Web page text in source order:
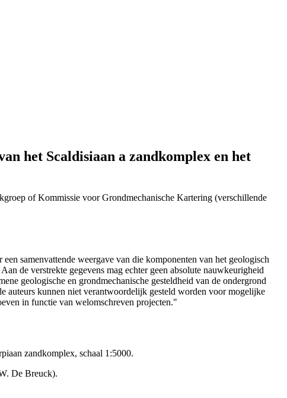
het Scaldisiaan a zandkomplex en het
of Kommissie voor Grondmechanische Kartering (verschillende
samenvattende weergave van die komponenten van het geologisch
de verstrekte gegevens mag echter geen absolute nauwkeurigheid
geologische en grondmechanische gesteldheid van de ondergrond
auteurs kunnen niet verantwoordelijk gesteld worden voor mogelijke
in functie van welomschreven projecten."
zandkomplex, schaal 1:5000.
De Breuck).